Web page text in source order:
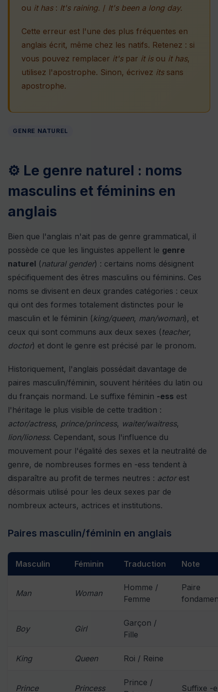
ou it has: It's raining. / It's been a long day.
Cette erreur est l'une des plus fréquentes en
anglais écrit, même chez les natifs. Retenez : si
vous pouvez remplacer it'spar it isou it has,
utilisez l'apostrophe. Sinon, écrivez itssans
apostrophe.
GENRE NATUREL
⚙ Le genre naturel : noms
masculins et féminins en
anglais
Bien que l'anglais n'ait pas de genre grammatical, il
possède ce que les linguistes appellent le genre
naturel (natural gender) : certains noms désignent
spécifiquement des êtres masculins ou féminins. Ces
noms se divisent en deux grandes catégories : ceux
qui ont des formes totalement distinctes pour le
masculin et le féminin (king/queen, man/woman), et
ceux qui sont communs aux deux sexes (teacher,
doctor) et dont le genre est précisé par le pronom.
Historiquement, l'anglais possédait davantage de
paires masculin/féminin, souvent héritées du latin ou
du français normand. Le suffixe féminin -ess est
l'héritage le plus visible de cette tradition :
actor/actress, prince/princess, waiter/waitress,
lion/lioness. Cependant, sous l'influence du
mouvement pour l'égalité des sexes et la neutralité de
genre, de nombreuses formes en -ess tendent à
disparaître au profit de termes neutres : actorest
désormais utilisé pour les deux sexes par de
nombreux acteurs, actrices et institutions.
Paires masculin/féminin en anglais
Masculin Féminin Traduction Note
Man Woman
Homme /
Femme
Paire
Boy Girl
Garçon /
Fille
King Queen Roi / Reine
Prince Princess
Prince /
Suffixe -